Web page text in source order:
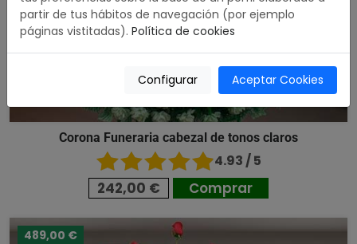
Corona Funeraria cabezal de tonos claros
4.93 / 5
242,00 € Comprar
489,00 €
partir de tus hábitos de navegación (por ejemplo
páginas vistitadas). Política de cookies
Configurar Aceptar Cookies